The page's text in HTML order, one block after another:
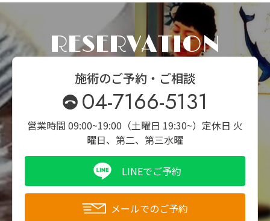
RESERVATION
施術のご予約・ご相談
04-7166-5131
営業時間 09:00~19:00（土曜日 19:30~） 定休日 火
曜日、第二、第三水曜
LINEでご予約
メールでのご予約